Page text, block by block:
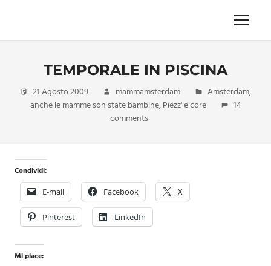
content
imprescindibile,
inevitabile
da
oggi
monodose
e
nuova
confezione
migliorata
Menu
TEMPORALE IN PISCINA
21 Agosto 2009 mammamsterdam Amsterdam,
anche le mamme son state bambine,Piezz' e core
14
comments
Condividi:
E-mail Facebook X
Pinterest LinkedIn
Mi piace: